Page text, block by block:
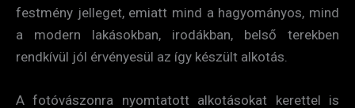
festmény jelleget, emiatt mind a hagyományos, mind
a modern lakásokban, irodákban, belső terekben
rendkívül jól érvényesül az így készült alkotás.
A fotóvászonra nyomtatott alkotásokat kerettel is